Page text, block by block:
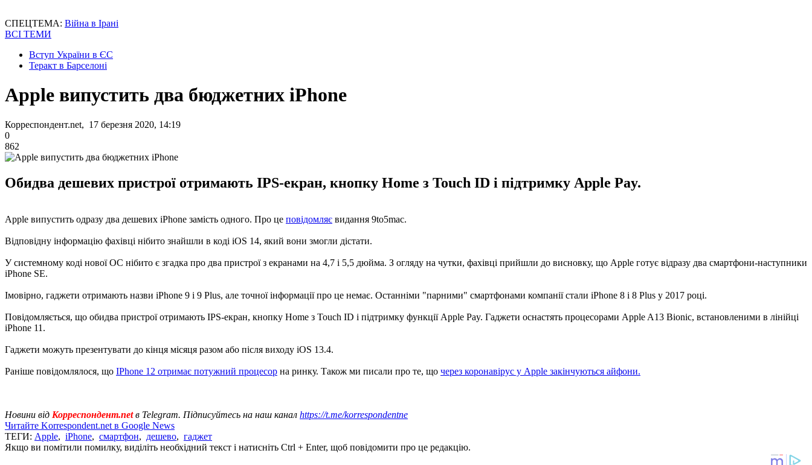
СПЕЦТЕМА: Війна в Ірані
ВСІ ТЕМИ
Вступ України в ЄС
Теракт в Барселоні
Apple випустить два бюджетних iPhone
Корреспондент.net, 17 березня 2020, 14:19
0
862
Обидва дешевих пристрої отримають IPS-екран, кнопку Home з Touch ID і підтримку Apple Pay.
Apple випустить одразу два дешевих iPhone замість одного. Про це повідомляє видання 9to5mac.
Відповідну інформацію фахівці нібито знайшли в коді iOS 14, який вони змогли дістати.
У системному коді нової ОС нібито є згадка про два пристрої з екранами на 4,7 і 5,5 дюйма. З огляду на чутки, фахівці прийшли до висновку, що Apple готує відразу два смартфони-наступники
iPhone SE.
Імовірно, гаджети отримають назви iPhone 9 і 9 Plus, але точної інформації про це немає. Останніми "парними" смартфонами компанії стали iPhone 8 і 8 Plus у 2017 році.
Повідомляється, що обидва пристрої отримають IPS-екран, кнопку Home з Touch ID і підтримку функції Apple Pay. Гаджети оснастять процесорами Apple A13 Bionic, встановленими в лінійці
iPhone 11.
Гаджети можуть презентувати до кінця місяця разом або після виходу iOS 13.4.
Раніше повідомлялося, що IPhone 12 отримає потужний процесор на ринку. Також ми писали про те, що через коронавірус у Apple закінчуються айфони.
Новини від Корреспондент.netв Telegram. Підписуйтесь на наш канал https://t.me/korrespondentne
Читайте Korrespondent.net в Google News
ТЕГИ: Apple, iPhone, смартфон, дешево, гаджет
Якщо ви помітили помилку, виділіть необхідний текст і натисніть Ctrl + Enter, щоб повідомити про це редакцію.